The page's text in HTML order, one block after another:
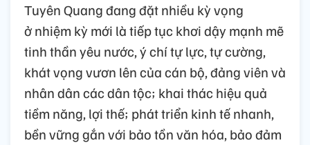
Tuyên Quang đang đặt nhiều kỳ vọng
ở nhiệm kỳ mới là tiếp tục khơi dậy mạnh mẽ
tinh thần yêu nước, ý chí tự lực, tự cường,
khát vọng vươn lên của cán bộ, đảng viên và
nhân dân các dân tộc; khai thác hiệu quả
tiềm năng, lợi thế; phát triển kinh tế nhanh,
bền vững gắn với bảo tồn văn hóa, bảo đảm